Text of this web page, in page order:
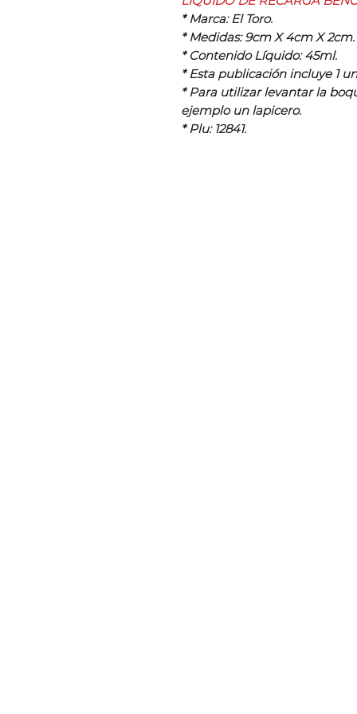
* Marca: El Toro.
* Medidas: 9cm X 4cm X 2cm.
* Contenido Líquido: 45ml.
* Esta publicación incluye 1
* Para utilizar levantar la
ejemplo un lapicero.
* Plu: 12841.